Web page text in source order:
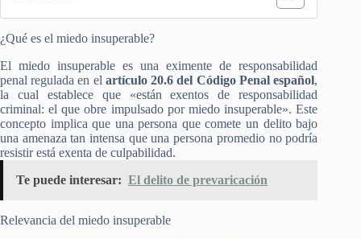
¿Qué es el miedo insuperable?
El miedo insuperable es una eximente de responsabilidad
penal regulada en el artículo 20.6 del Código Penal español,
la cual establece que «están exentos de responsabilidad
criminal: el que obre impulsado por miedo insuperable». Este
concepto implica que una persona que comete un delito bajo
una amenaza tan intensa que una persona promedio no podría
resistir está exenta de culpabilidad.
Te puede interesar: El delito de prevaricación
Relevancia del miedo insuperable